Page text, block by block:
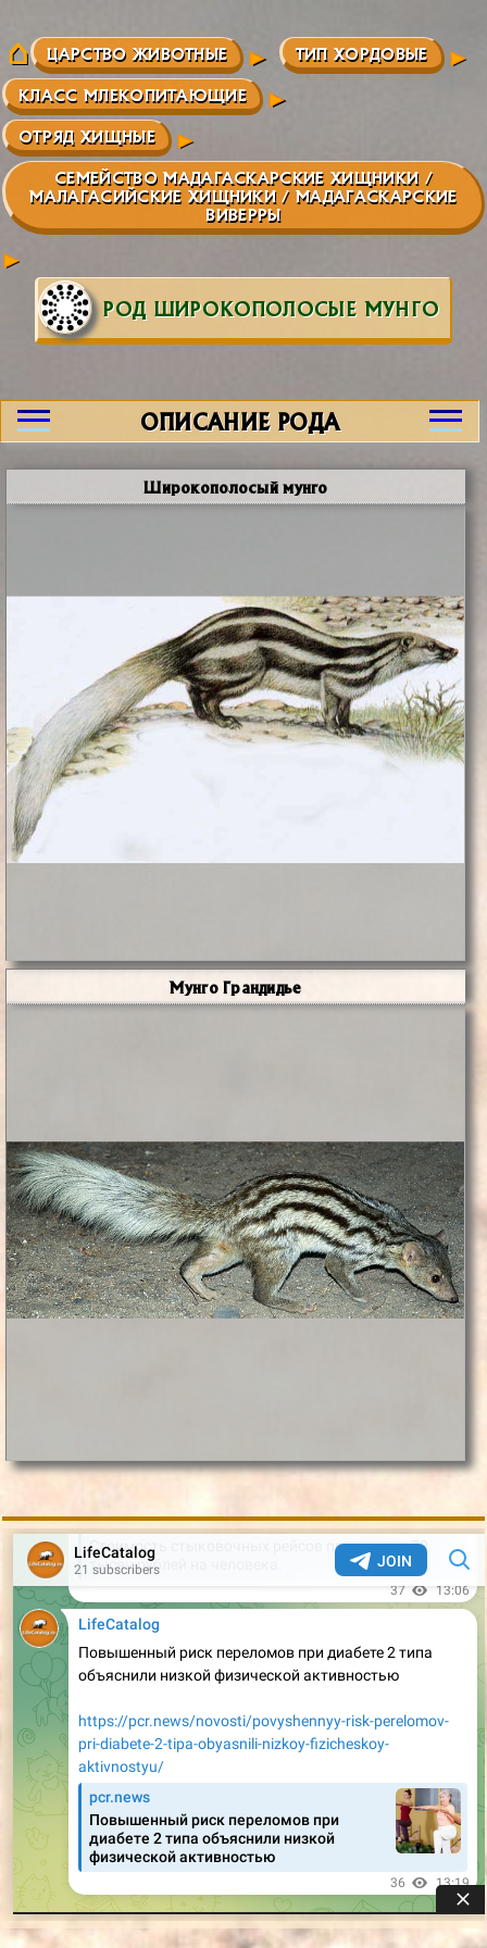
ЦАРСТВО ЖИВОТНЫЕ ТИП ХОРДОВЫЕ
КЛАСС МЛЕКОПИТАЮЩИЕ
ОТРЯД ХИЩНЫЕ
СЕМЕЙСТВО МАДАГАСКАРСКИЕ ХИЩНИКИ /
МАЛАГАСИЙСКИЕ ХИЩНИКИ / МАДАГАСКАРСКИЕ
ВИВЕРРЫ
РОД ШИРОКОПОЛОСЫЕ МУНГО
ОПИСАНИЕ РОДА
Широкополосый мунго
Мунго Грандидье